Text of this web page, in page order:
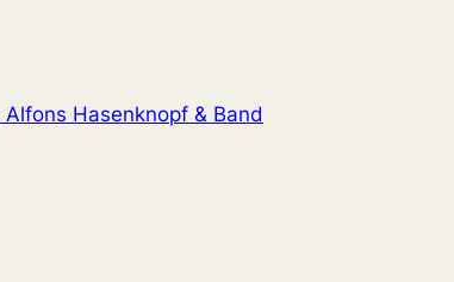
Alfons Hasenknopf & Band